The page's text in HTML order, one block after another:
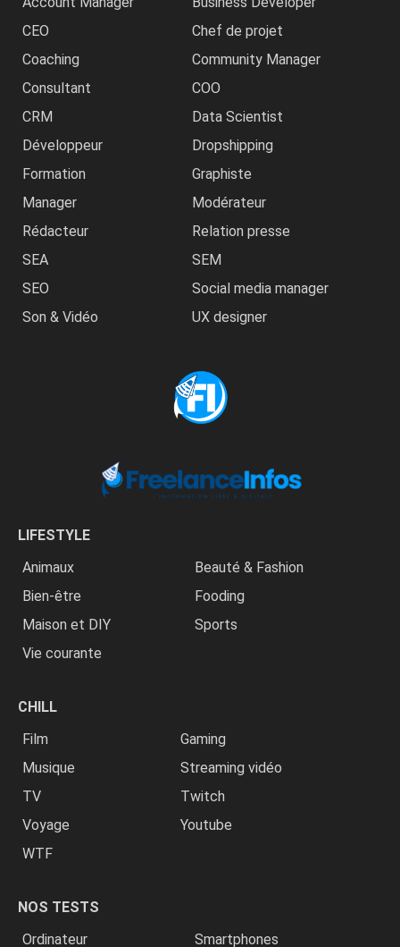
CEO
Chef de projet
Coaching
Community Manager
Consultant
COO
CRM
Data Scientist
Développeur
Dropshipping
Formation
Graphiste
Manager
Modérateur
Rédacteur
Relation presse
SEA
SEM
SEO
Social media manager
Son & Vidéo
UX designer
LIFESTYLE
Animaux
Beauté & Fashion
Bien-être
Fooding
Maison et DIY
Sports
Vie courante
CHILL
Film
Gaming
Musique
Streaming vidéo
TV
Twitch
Voyage
Youtube
WTF
NOS TESTS
Ordinateur
Smartphones